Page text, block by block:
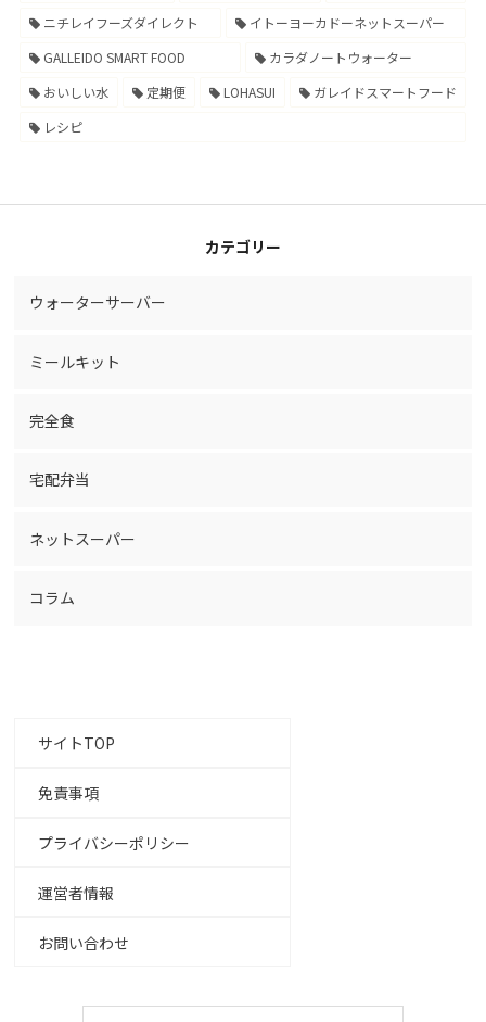
ニチレイフーズダイレクト
イトーヨーカドーネットスーパー
GALLEIDO SMART FOOD
カラダノートウォーター
おいしい水
定期便 LOHASUI
ガレイドスマートフード
レシピ
カテゴリー
ウォーターサーバー
ミールキット
完全食
宅配弁当
ネットスーパー
コラム
サイトTOP
免責事項
プライバシーポリシー
運営者情報
お問い合わせ